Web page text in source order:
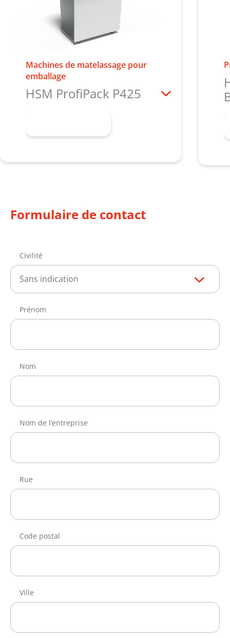
Machines de matelassage pour
emballage
HSM ProfiPack P425
Formulaire de contact
Civilité
Sans indication
Prénom
Nom
Nom de l’entreprise
Rue
Code postal
Ville